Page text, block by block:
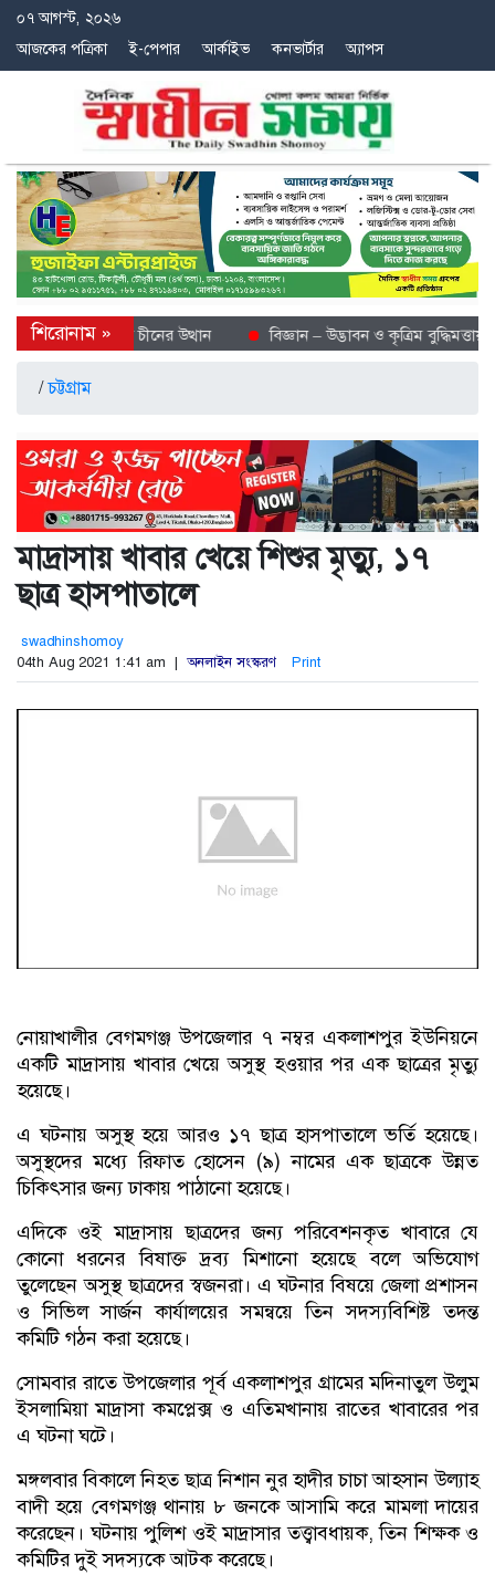
০৭ আগস্ট, ২০২৬
আজকের পত্রিকা
ই-পেপার আর্কাইভ কনভার্টার অ্যাপস
গন্তব্য হিসেবে চীনের উত্থান বিজ্ঞান – উদ্ভাবন ও কৃত্রিম বুদ্ধিমত্তায়
/চট্টগ্রাম
মাদ্রাসায় খাবার খেয়ে শিশুর মৃত্যু, ১৭
ছাত্র হাসপাতালে
swadhinshomoy
04th Aug 2021 1:41 am | অনলাইন সংস্করণ Print
নোয়াখালীর বেগমগঞ্জ উপজেলার ৭ নম্বর একলাশপুর ইউনিয়নে
একটি মাদ্রাসায় খাবার খেয়ে অসুস্থ হওয়ার পর এক ছাত্রের মৃত্যু
হয়েছে।
এ ঘটনায় অসুস্থ হয়ে আরও ১৭ ছাত্র হাসপাতালে ভর্তি হয়েছে।
অসুস্থদের মধ্যে রিফাত হোসেন (৯) নামের এক ছাত্রকে উন্নত
চিকিৎসার জন্য ঢাকায় পাঠানো হয়েছে।
এদিকে ওই মাদ্রাসায় ছাত্রদের জন্য পরিবেশনকৃত খাবারে যে
কোনো ধরনের বিষাক্ত দ্রব্য মিশানো হয়েছে বলে অভিযোগ
তুলেছেন অসুস্থ ছাত্রদের স্বজনরা। এ ঘটনার বিষয়ে জেলা প্রশাসন
ও সিভিল সার্জন কার্যালয়ের সমন্বয়ে তিন সদস্যবিশিষ্ট তদন্ত
কমিটি গঠন করা হয়েছে।
সোমবার রাতে উপজেলার পূর্ব একলাশপুর গ্রামের মদিনাতুল উলুম
ইসলামিয়া মাদ্রাসা কমপ্লেক্স ও এতিমখানায় রাতের খাবারের পর
এ ঘটনা ঘটে।
মঙ্গলবার বিকালে নিহত ছাত্র নিশান নুর হাদীর চাচা আহসান উল্যাহ
বাদী হয়ে বেগমগঞ্জ থানায় ৮ জনকে আসামি করে মামলা দায়ের
করেছেন। ঘটনায় পুলিশ ওই মাদ্রাসার তত্ত্বাবধায়ক, তিন শিক্ষক ও
কমিটির দুই সদস্যকে আটক করেছে।